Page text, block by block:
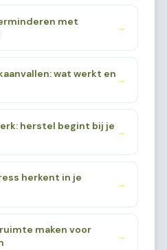
met
→
wat werkt en
→
herstel begint bij je
→
herkent in je
→
maken voor
→